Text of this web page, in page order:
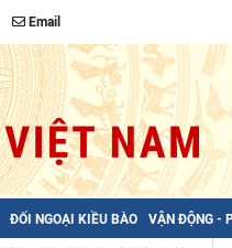
Email
ĐỐI NGOẠI KIỀU BÀO VẬN ĐỘNG -